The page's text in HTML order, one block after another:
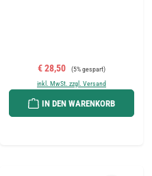
Verkaufspreis:
€ 28,50 Regulärer Preis:
(5% gespart)
inkl. MwSt. zzgl. Versand
IN DEN WARENKORB